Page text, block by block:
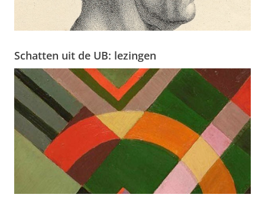
Schatten uit de UB: lezingen